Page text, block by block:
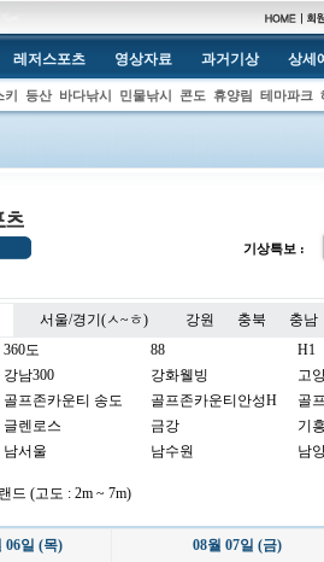
레저스포츠 영상자료 과거기상 상세
키 등산 바다낚시 민물낚시 콘도 휴양림 테마파크
기상특보 :
서울/경기(ㅅ~ㅎ) 강원 충북 충남
360도 88 H1
강남300 강화웰빙 고
골프존카운티 송도 골프존카운티안성H 골
글렌로스 금강 기흥
남서울 남수원 남
더반
더헤븐 동여주 드
락가든 레이크사이드
드 (고도 : 2m ~ 7m)
06일 (목) 08월 07일 (금)